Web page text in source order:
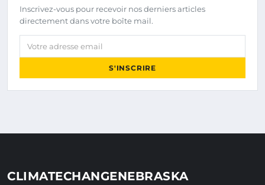
Inscrivez-vous pour recevoir nos derniers articles
directement dans votre boîte mail.
Votre adresse email
S'INSCRIRE
CLIMATECHANGENEBRASKA